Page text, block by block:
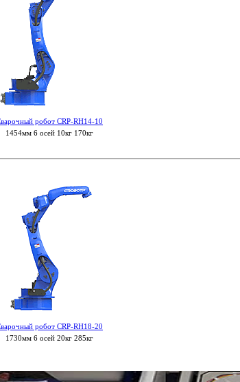
робот CRP-RH14-10
1454мм 6 осей 10кг 170кг
робот CRP-RH18-20
1730мм 6 осей 20кг 285кг